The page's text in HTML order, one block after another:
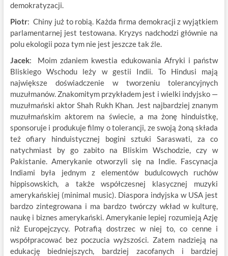
demokratyzacji.
Piotr: Chiny już to robią. Każda firma demokracji z wyjątkiem
parlamentarnej jest testowana. Kryzys nadchodzi głównie na
polu ekologii poza tym nie jest jeszcze tak źle.
Jacek: Moim zdaniem kwestia edukowania Afryki i państw
Bliskiego Wschodu leży w gestii Indii. To Hindusi mają
największe doświadczenie w tworzeniu tolerancyjnych
muzułmanów. Znakomitym przykładem jest i wielki indyjsko —
muzułmański aktor Shah Rukh Khan. Jest najbardziej znanym
muzułmańskim aktorem na świecie, a ma żonę hinduistkę,
sponsoruje i produkuje filmy o tolerancji, ze swoją żoną składa
też ofiary hinduistycznej bogini sztuki Saraswati, za co
natychmiast by go zabito na Bliskim Wschodzie, czy w
Pakistanie. Amerykanie otworzyli się na Indie. Fascynacja
Indiami była jednym z elementów budulcowych ruchów
hippisowskich, a także współczesnej klasycznej muzyki
amerykańskiej (minimal music). Diaspora indyjska w USA jest
bardzo zintegrowana i ma bardzo twórczy wkład w kulturę,
naukę i biznes amerykański. Amerykanie lepiej rozumieją Azję
niż Europejczycy. Potrafią dostrzec w niej to, co cenne i
współpracować bez poczucia wyższości. Zatem nadzieją na
edukację biedniejszych, bardziej zacofanych i bardziej